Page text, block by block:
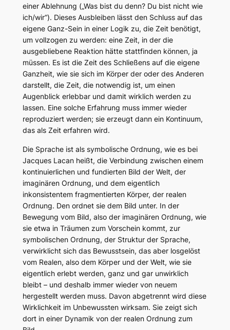
einer Ablehnung („Was bist du denn? Du bist nicht wie
ich/wir“). Dieses Ausbleiben lässt den Schluss auf das
eigene Ganz-Sein in einer Logik zu, die Zeit benötigt,
um vollzogen zu werden: eine Zeit, in der die
ausgebliebene Reaktion hätte stattfinden können, ja
müssen. Es ist die Zeit des Schließens auf die eigene
Ganzheit, wie sie sich im Körper der oder des Anderen
darstellt, die Zeit, die notwendig ist, um einen
Augenblick erlebbar und damit wirklich werden zu
lassen. Eine solche Erfahrung muss immer wieder
reproduziert werden; sie erzeugt dann ein Kontinuum,
das als Zeit erfahren wird.
Die Sprache ist als symbolische Ordnung, wie es bei
Jacques Lacan heißt, die Verbindung zwischen einem
kontinuierlichen und fundierten Bild der Welt, der
imaginären Ordnung, und dem eigentlich
inkonsistentem fragmentierten Körper, der realen
Ordnung. Den ordnet sie dem Bild unter. In der
Bewegung vom Bild, also der imaginären Ordnung, wie
sie etwa in Träumen zum Vorschein kommt, zur
symbolischen Ordnung, der Struktur der Sprache,
verwirklicht sich das Bewusstsein, das aber losgelöst
vom Realen, also dem Körper und der Welt, wie sie
eigentlich erlebt werden, ganz und gar unwirklich
bleibt – und deshalb immer wieder von neuem
hergestellt werden muss. Davon abgetrennt wird diese
Wirklichkeit im Unbewussten wirksam. Sie zeigt sich
dort in einer Dynamik von der realen Ordnung zum